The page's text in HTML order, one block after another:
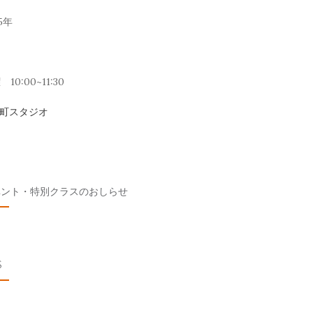
年
10:00~11:30
スタジオ
ト・特別クラスのおしらせ